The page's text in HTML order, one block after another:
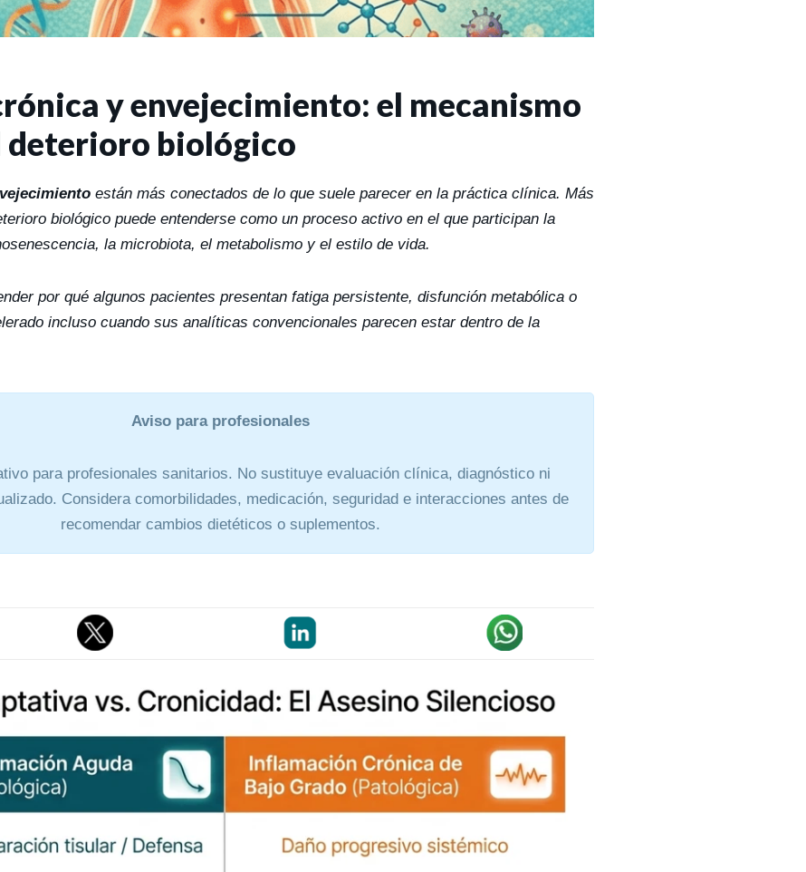
y envejecimiento: el mecanismo
deterioro biológico
están más conectados de lo que suele parecer en la práctica clínica. Más
biológico puede entenderse como un proceso activo en el que participan la
la microbiota, el metabolismo y el estilo de vida.
por qué algunos pacientes presentan fatiga persistente, disfunción metabólica o
incluso cuando sus analíticas convencionales parecen estar dentro de la
Aviso para profesionales
para profesionales sanitarios. No sustituye evaluación clínica, diagnóstico ni
Considera comorbilidades, medicación, seguridad e interacciones antes de
recomendar cambios dietéticos o suplementos.